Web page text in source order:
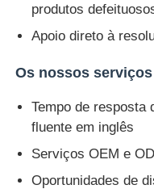
produtos
Apoio direto à
Os nossos serviços
Tempo de resposta
fluente em inglês
Serviços OEM e
Oportunidades de